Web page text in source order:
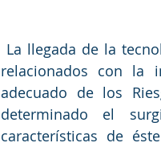
relacionados con la
adecuado de los
determinado el
características de